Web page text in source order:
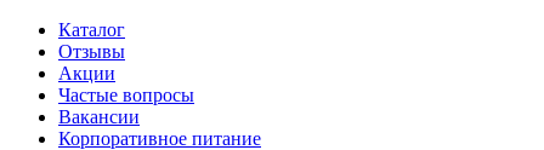
Каталог
Отзывы
Акции
Частые вопросы
Вакансии
Корпоративное питание